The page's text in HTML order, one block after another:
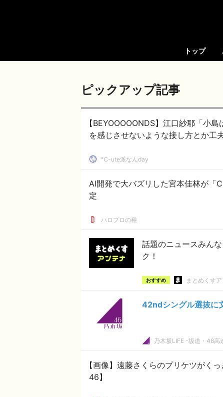
トップ
ピックアップ記事
【BEYOOOOONDS】江口紗耶「小
を感じさせないような接し方とか工
℃-ute派なんday
AI開発で大バズリした宮本佳林が
定
ハロプロの種
話題のニュースみん
ク！
おすすめ まとめくす
42ndシングル選抜に
乃木坂LIFE -坂道・48高
【画像】遠藤さくらのプリケツがく
46】